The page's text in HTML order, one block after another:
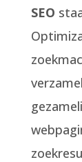
SEO